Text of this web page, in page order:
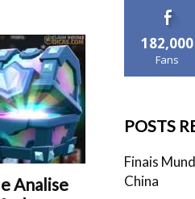
Analise
182,000
Fans
POSTS
Finais
China